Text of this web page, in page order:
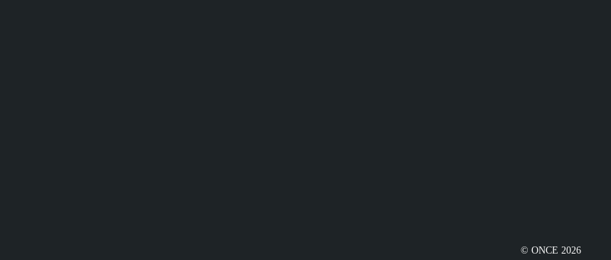
© ONCE 2026